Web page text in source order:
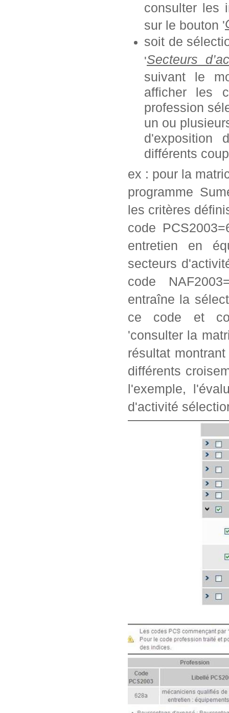
consulter les
sur le bouton '
soit de
'Secteurs
suivant le
afficher les
profession
un ou
d'exposition
différents
ex : pour la
programme
les critères
code
entretien en
secteurs
code
entraîne la
ce code et
'consulter la
résultat
différents
l'exemple,
d'activité